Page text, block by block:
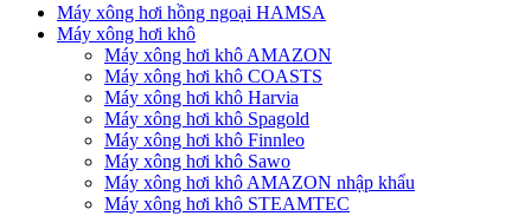
Máy xông hơi hồng ngoại HAMSA
Máy xông hơi khô
Máy xông hơi khô AMAZON
Máy xông hơi khô COASTS
Máy xông hơi khô Harvia
Máy xông hơi khô Spagold
Máy xông hơi khô Finnleo
Máy xông hơi khô Sawo
Máy xông hơi khô AMAZON nhập khẩu
Máy xông hơi khô STEAMTEC